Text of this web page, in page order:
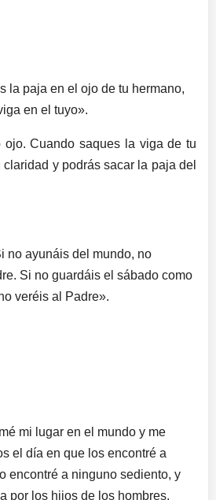
la paja en el ojo de tu hermano,
en el tuyo».
Cuando saques la viga de tu
y podrás sacar la paja del
no ayunáis del mundo, no
Si no guardáis el sábado como
veréis al Padre».
mi lugar en el mundo y me
el día en que los encontré a
encontré a ninguno sediento, y
por los hijos de los hombres,